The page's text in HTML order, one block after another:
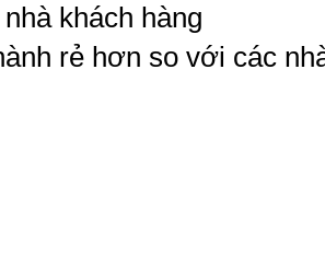
khách hàng
rẻ hơn so với các